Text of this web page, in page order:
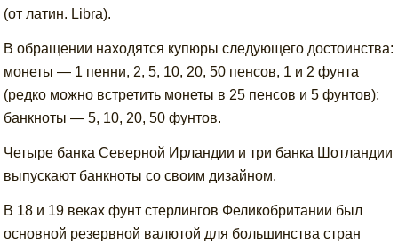
(от латин. Libra).
В обращении находятся купюры следующего достоинства:
монеты — 1 пенни, 2, 5, 10, 20, 50 пенсов, 1 и 2 фунта
(редко можно встретить монеты в 25 пенсов и 5 фунтов);
банкноты — 5, 10, 20, 50 фунтов.
Четыре банка Северной Ирландии и три банка Шотландии
выпускают банкноты со своим дизайном.
В 18 и 19 веках фунт стерлингов Феликобритании был
основной резервной валютой для большинства стран